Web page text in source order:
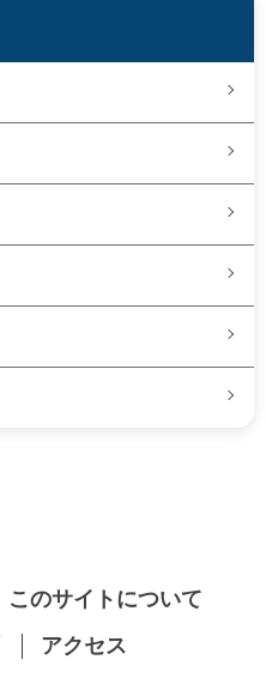
このサイトについて
アクセス